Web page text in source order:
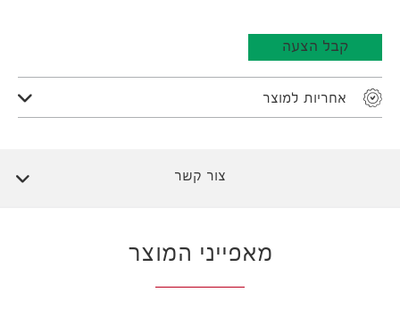
קבל הצעה
אחריות למוצר
צור קשר
מאפייני המוצר